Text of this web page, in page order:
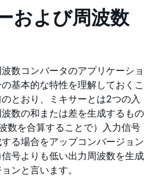
および周波数
数コンバータのアプリケーショ
基本的な特性を理解しておくこ
とおり、ミキサーとは2つの入
数の和または差を生成するもの
数を合算することで）入力信号
る場合をアップコンバージョン
号よりも低い出力周波数を生成
ンと言います。